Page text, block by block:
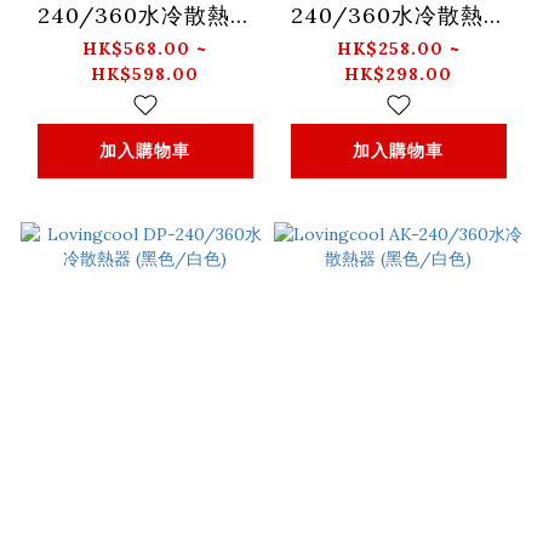
240/360水冷散熱器
(黑色/白色)
HK$568.00 ~
HK$598.00
加入購物車
240/360水冷散熱器
(黑色/白色)
HK$258.00 ~
HK$298.00
加入購物車